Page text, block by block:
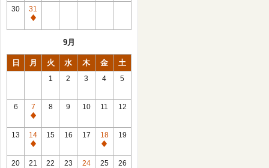
館
日
30
31
休
9月
日 月 火 水 木 金 土
1 2 3 4 5
6
7
休
館
日
8 9 10 11 12
13
14
休
館
15 16 17
18
休
館
19
20 21 22 23
24
25 26